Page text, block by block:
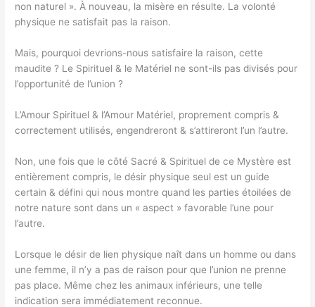
non naturel ». À nouveau, la misère en résulte. La volonté
physique ne satisfait pas la raison.
Mais, pourquoi devrions-nous satisfaire la raison, cette
maudite ? Le Spirituel & le Matériel ne sont-ils pas divisés pour
l’opportunité de l’union ?
L’Amour Spirituel & l’Amour Matériel, proprement compris &
correctement utilisés, engendreront & s’attireront l’un l’autre.
Non, une fois que le côté Sacré & Spirituel de ce Mystère est
entièrement compris, le désir physique seul est un guide
certain & défini qui nous montre quand les parties étoilées de
notre nature sont dans un « aspect » favorable l’une pour
l’autre.
Lorsque le désir de lien physique naît dans un homme ou dans
une femme, il n’y a pas de raison pour que l’union ne prenne
pas place. Même chez les animaux inférieurs, une telle
indication sera immédiatement reconnue.